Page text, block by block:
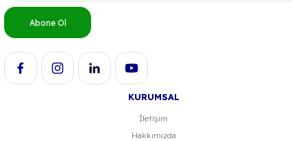
Abone Ol
KURUMSAL
İletişim
Hakkımızda